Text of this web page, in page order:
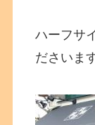
ハーフサ
ださいま